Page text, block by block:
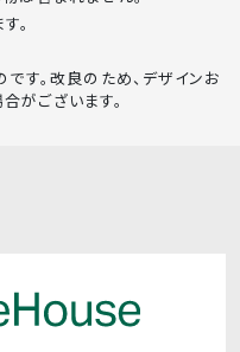
。
す。改良のため、デザインお
がございます。